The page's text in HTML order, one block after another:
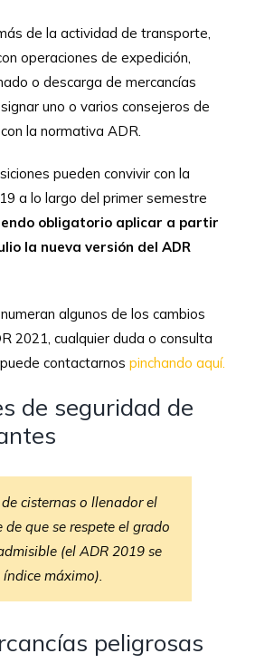
de la actividad de transporte,
operaciones de expedición,
o descarga de mercancías
uno o varios consejeros de
la normativa ADR.
pueden convivir con la
a lo largo del primer semestre
obligatorio aplicar a partir
la nueva versión del ADR
algunos de los cambios
2021, cualquier duda o consulta
contactarnos pinchando aquí.
de seguridad de
cisternas o llenador el
de que se respete el grado
(el ADR 2019 se
máximo).
peligrosas